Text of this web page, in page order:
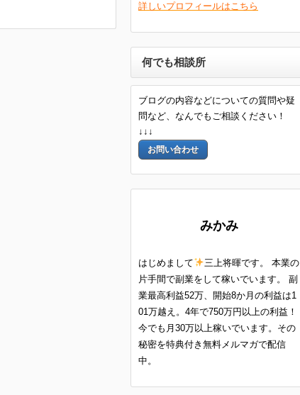
詳しいプロフィールはこちら
何でも相談所
ブログの内容などについての質問や疑
問など、なんでもご相談ください！
↓↓↓
お問い合わせ
みかみ
はじめまして
三上将暉です。 本業の
片手間で副業をして稼いでいます。 副
業最高利益52万、開始8か月の利益は1
01万越え。4年で750万円以上の利益！
今でも月30万以上稼いでいます。その
秘密を特典付き無料メルマガで配信
中。